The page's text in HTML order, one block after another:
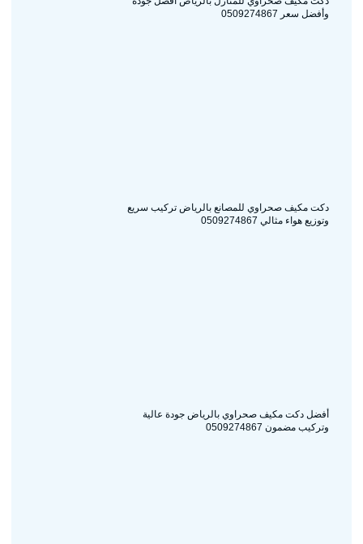
وأفضل سعر 0509274867
دكت مكيف صحراوي للمصانع بالرياض تركيب سريع
وتوزيع هواء مثالي 0509274867
أفضل دكت مكيف صحراوي بالرياض جودة عالية
وتركيب مضمون 0509274867